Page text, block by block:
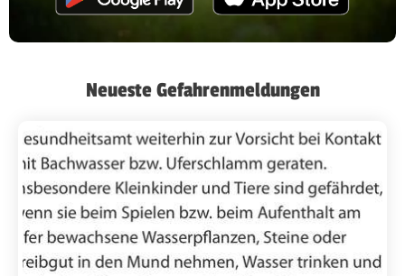
Neueste Gefahrenmeldungen